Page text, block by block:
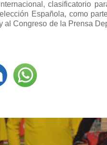
clasificatorio
Española, como
al Congreso de la Prensa